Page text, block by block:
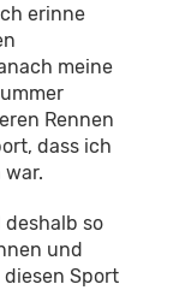
erinne
meine
Rennen
dass ich
deshalb so
und
Sport